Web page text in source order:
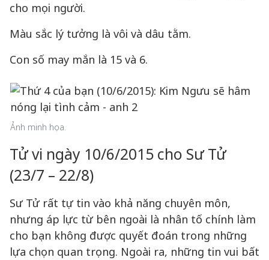
cho mọi người.
Màu sắc lý tưởng là vôi và dâu tằm.
Con số may mắn là 15 và 6.
Ảnh minh họa.
Tử vi ngày 10/6/2015 cho Sư Tử
(23/7 – 22/8)
Sư Tử rất tự tin vào khả năng chuyên môn,
nhưng áp lực từ bên ngoài là nhân tố chính làm
cho bạn không được quyết đoán trong những
lựa chọn quan trọng. Ngoài ra, những tin vui bất